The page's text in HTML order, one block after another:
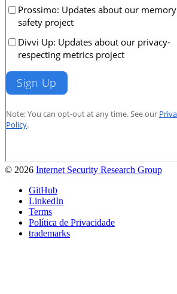
© 2026 Internet Security Research Group
GitHub
LinkedIn
Terms
Política de Privacidade
trademarks